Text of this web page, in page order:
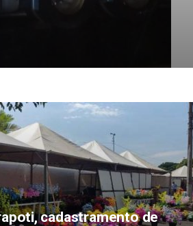
cadastramento de